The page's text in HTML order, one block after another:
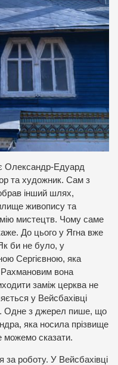
Олександр-Едуард
та художник. Сам з
обрав інший шлях,
живопису та
мистецтв. Чому саме
До цього у Ягна вже
Як би не було, у
Сергієвною, яка
вона
заміж церква не
у Вейсбахівці
Одне з джерел пише, що
яка носила прізвище
можемо сказати.
за роботу. У Вейсбахівці